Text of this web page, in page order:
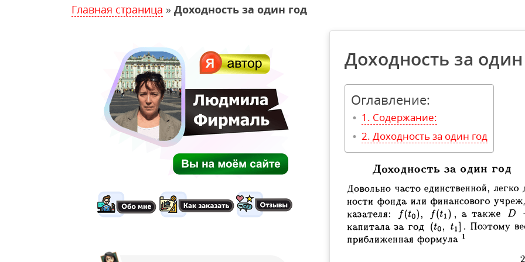
Главная страница » Доходность за один год
Доходность за
Оглавление:
Содержание:
Доходность за один год